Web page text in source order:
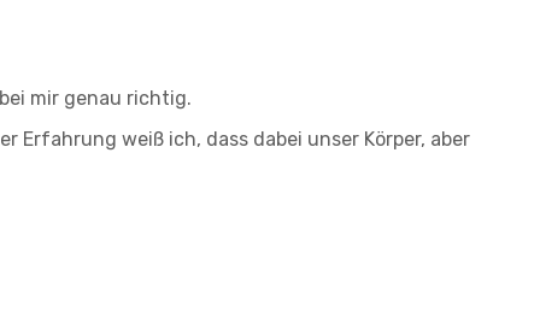
mir genau richtig.
weiß ich, dass dabei unser Körper, aber